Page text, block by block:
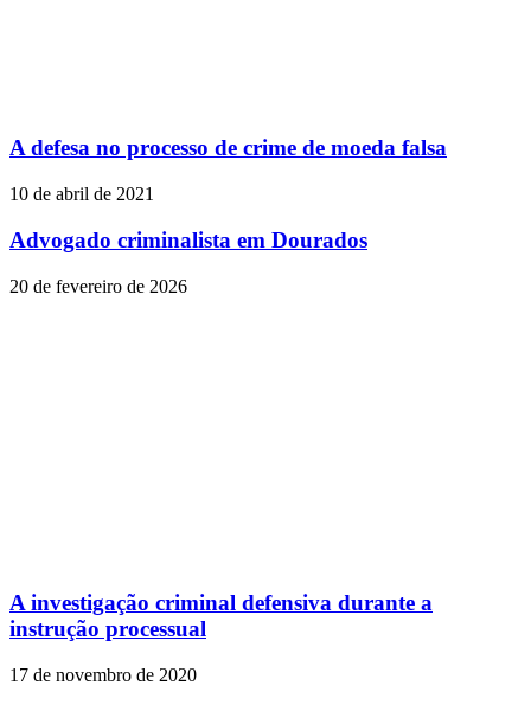
A defesa no processo de crime de moeda falsa
10 de abril de 2021
Advogado criminalista em Dourados
20 de fevereiro de 2026
A investigação criminal defensiva durante a
instrução processual
17 de novembro de 2020